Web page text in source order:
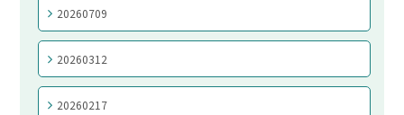
20260709
20260312
20260217